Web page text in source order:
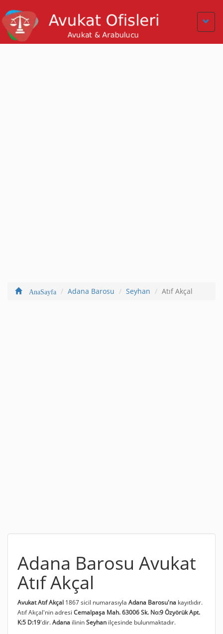
AnaSayfa Adana Barosu Seyhan Atıf Akçal
Adana Barosu Avukat
Atıf Akçal
Avukat Atıf Akçal 1867 sicil numarasıyla Adana Barosu'na kayıtlıdır.
Atıf Akçal'nin adresi Cemalpaşa Mah. 63006 Sk. No:9 Özyörük Apt.
K:5 D:19'dir. Adana ilininSeyhan ilçesinde bulunmaktadır.